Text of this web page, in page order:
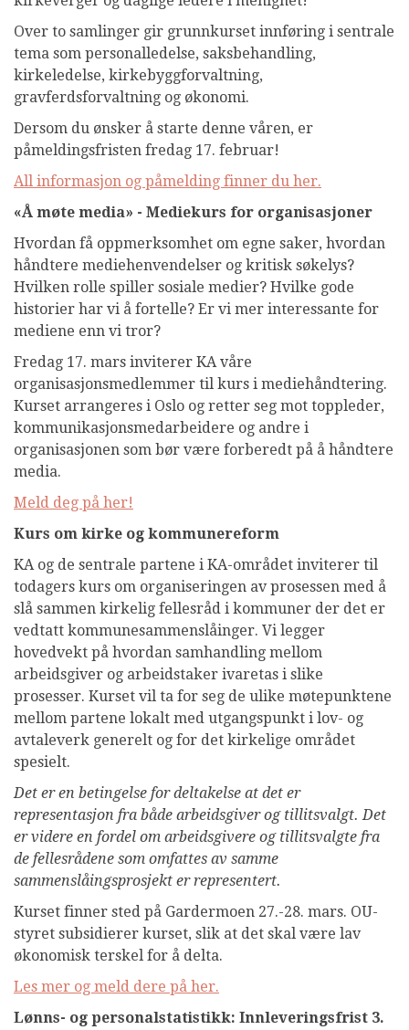
Over to samlinger gir grunnkurset innføring i sentrale
tema som personalledelse, saksbehandling,
kirkeledelse, kirkebyggforvaltning,
gravferdsforvaltning og økonomi.
Dersom du ønsker å starte denne våren, er
påmeldingsfristen fredag 17. februar!
All informasjon og påmelding finner du her.
«Å møte media» - Mediekurs for organisasjoner
Hvordan få oppmerksomhet om egne saker, hvordan
håndtere mediehenvendelser og kritisk søkelys?
Hvilken rolle spiller sosiale medier? Hvilke gode
historier har vi å fortelle? Er vi mer interessante for
mediene enn vi tror?
Fredag 17. mars inviterer KA våre
organisasjonsmedlemmer til kurs i mediehåndtering.
Kurset arrangeres i Oslo og retter seg mot toppleder,
kommunikasjonsmedarbeidere og andre i
organisasjonen som bør være forberedt på å håndtere
media.
Meld deg på her!
Kurs om kirke og kommunereform
KA og de sentrale partene i KA-området inviterer til
todagers kurs om organiseringen av prosessen med å
slå sammen kirkelig fellesråd i kommuner der det er
vedtatt kommunesammenslåinger. Vi legger
hovedvekt på hvordan samhandling mellom
arbeidsgiver og arbeidstaker ivaretas i slike
prosesser. Kurset vil ta for seg de ulike møtepunktene
mellom partene lokalt med utgangspunkt i lov- og
avtaleverk generelt og for det kirkelige området
spesielt.
Det er en betingelse for deltakelse at det er
representasjon fra både arbeidsgiver og tillitsvalgt. Det
er videre en fordel om arbeidsgivere og tillitsvalgte fra
de fellesrådene som omfattes av samme
sammenslåingsprosjekt er representert.
Kurset finner sted på Gardermoen 27.-28. mars. OU-
styret subsidierer kurset, slik at det skal være lav
økonomisk terskel for å delta.
Les mer og meld dere på her.
Lønns- og personalstatistikk: Innleveringsfrist 3.